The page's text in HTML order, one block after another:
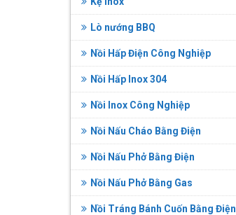
Lò nướng BBQ
Nồi Hấp Điện Công Nghiệp
Nồi Hấp Inox 304
Nồi Inox Công Nghiệp
Nồi Nấu Cháo Bằng Điện
Nồi Nấu Phở Bằng Điện
Nồi Nấu Phở Bằng Gas
Nồi Tráng Bánh Cuốn Bằng Điện